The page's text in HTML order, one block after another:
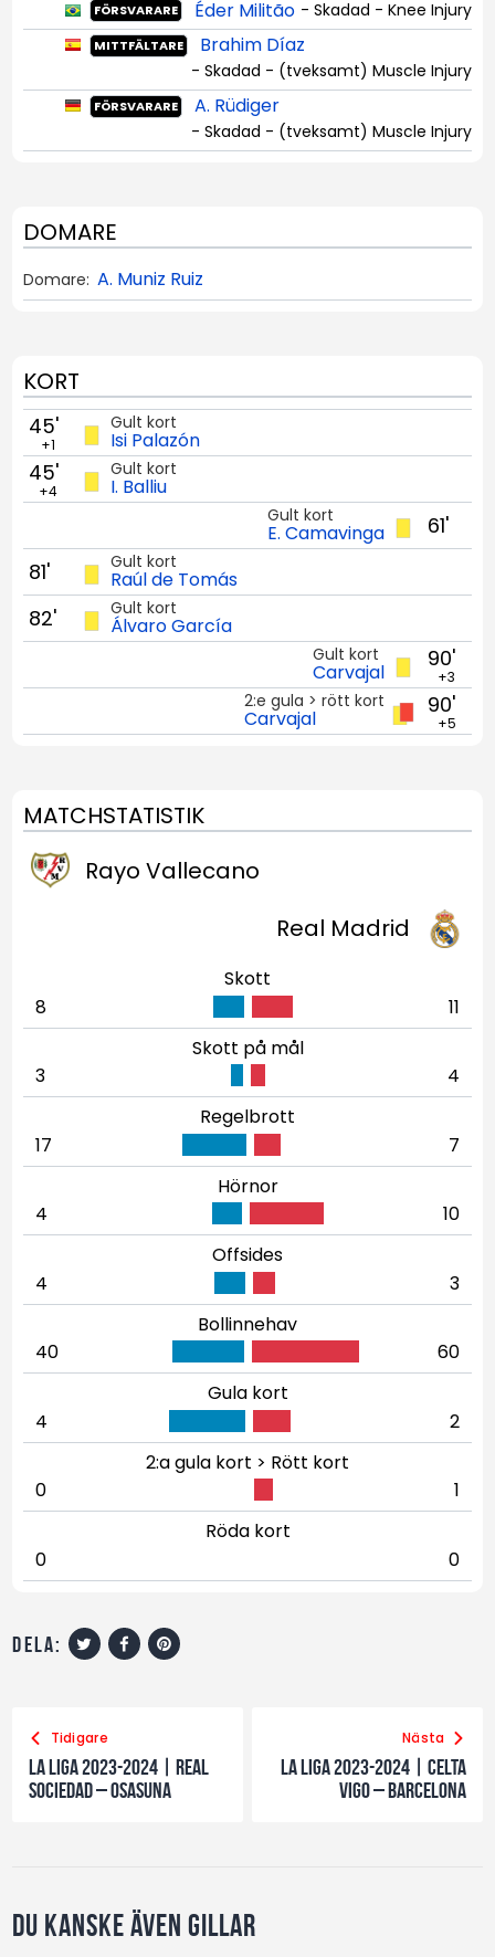
FÖRSVARARE Éder Militão - Skadad - Knee Injury
MITTFÄLTARE Brahim Díaz
- Skadad - (tveksamt) Muscle Injury
FÖRSVARARE A. Rüdiger
- Skadad - (tveksamt) Muscle Injury
DOMARE
Domare: A. Muniz Ruiz
KORT
Gult kort
Isi Palazón
45'
+1
Gult kort
I. Balliu
45'
+4
61'
Gult kort
E. Camavinga
Gult kort
Raúl de Tomás
81'
Gult kort
Álvaro García
82'
90'
+3
Gult kort
Carvajal
90'
+5
2:e gula > rött kort
Carvajal
MATCHSTATISTIK
Rayo Vallecano
Real Madrid
Skott
8
11
Skott på mål
3
4
Regelbrott
17
7
Hörnor
4
10
Offsides
4
3
Bollinnehav
40
60
Gula kort
4
2
2:a gula kort > Rött kort
0
1
Röda kort
0
0
dela:
Tidigare
La Liga 2023-2024 | Real
Sociedad – Osasuna
Nästa
La Liga 2023-2024 | Celta
Vigo – Barcelona
Du kanske även gillar